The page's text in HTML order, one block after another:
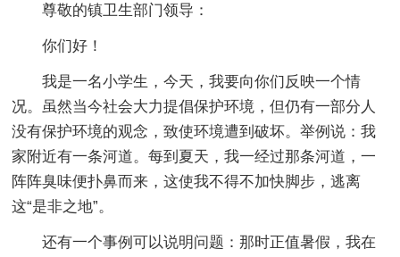
尊敬的镇卫生部门领导：
你们好！
我是一名小学生，今天，我要向你们反映一个情
况。虽然当今社会大力提倡保护环境，但仍有一部分人
没有保护环境的观念，致使环境遭到破坏。举例说：我
家附近有一条河道。每到夏天，我一经过那条河道，一
阵阵臭味便扑鼻而来，这使我不得不加快脚步，逃离
这“是非之地”。
还有一个事例可以说明问题：那时正值暑假，我在